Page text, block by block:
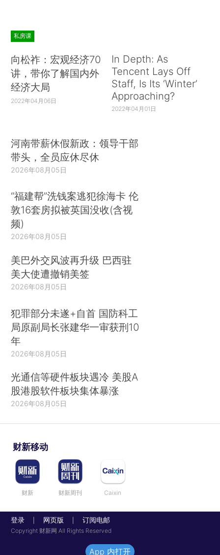
私房课
向松祚：宏观经济70
讲，带你了解国内外
经济大局
2022年04月06日
In Depth: As
Tencent Lays Off
Staff, Is Its ‘Winter’
Approaching?
2022年04月01日
河南带薪休假新政：领导干部
带头，全员应休尽休
2026年08月05日
“福建帮”洗钱案逃犯徐海卡 伦
敦16套房拟被英国没收(含视
频)
2026年08月05日
美巴外交风波再升级 巴西驻
美大使遭撤销美签
2026年08月05日
犯罪部分未遂+自首 国防科工
局原副局长张建华一审获刑10
年
2026年08月05日
光通信等硬件板块遇冷 美股A
股港股软件板块集体暴涨
2026年08月05日
财新移动
财新 财新周刊 Caixin
登录 网页版 订阅电邮
Copyright 财新网 All Rights Reserved
App 内打开